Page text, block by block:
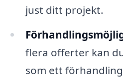
just ditt projekt.
flera offerter kan
som ett